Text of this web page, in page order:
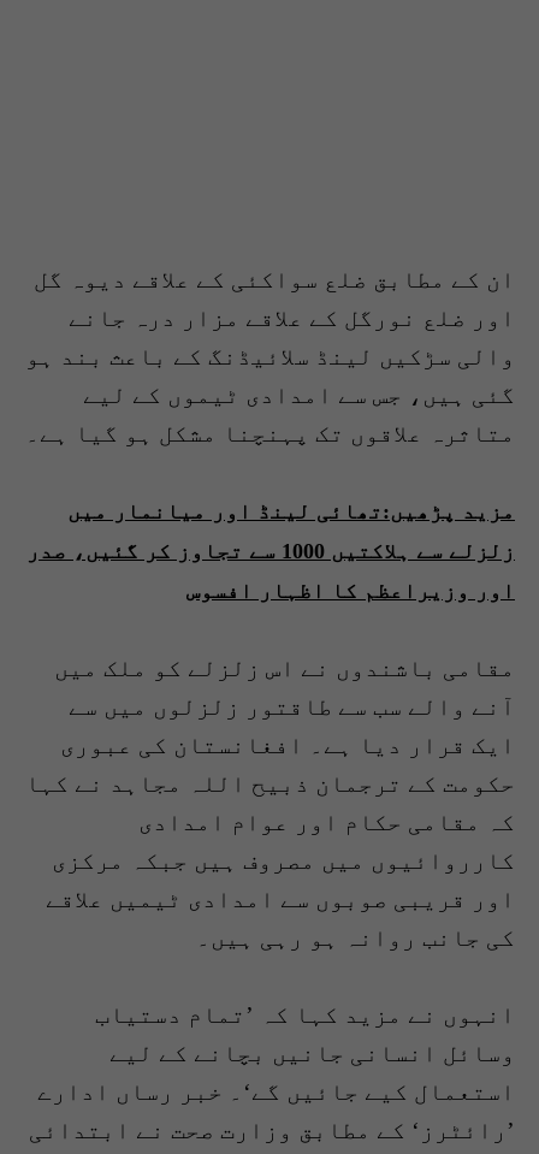
ان کے مطابق ضلع سواکئی کے علاقے دیوہ گل
اور ضلع نورگل کے علاقے مزار درہ جانے
والی سڑکیں لینڈ سلائیڈنگ کے باعث بند ہو
گئی ہیں، جس سے امدادی ٹیموں کے لیے
متاثرہ علاقوں تک پہنچنا مشکل ہو گیا ہے۔
مزید پڑھیں:تھائی لینڈ اور میانمار میں
زلزلے سے ہلاکتیں 1000 سے تجاوز کر گئیں، صدر
اور وزیراعظم کا اظہار افسوس
مقامی باشندوں نے اس زلزلے کو ملک میں
آنے والے سب سے طاقتور زلزلوں میں سے
ایک قرار دیا ہے۔ افغانستان کی عبوری
حکومت کے ترجمان ذبیح اللہ مجاہد نے کہا
کہ مقامی حکام اور عوام امدادی
کارروائیوں میں مصروف ہیں جبکہ مرکزی
اور قریبی صوبوں سے امدادی ٹیمیں علاقے
کی جانب روانہ ہو رہی ہیں۔
انہوں نے مزید کہا کہ ’تمام دستیاب
وسائل انسانی جانیں بچانے کے لیے
استعمال کیے جائیں گے‘۔ خبر رساں ادارے
’رائٹرز‘ کے مطابق وزارت صحت نے ابتدائی